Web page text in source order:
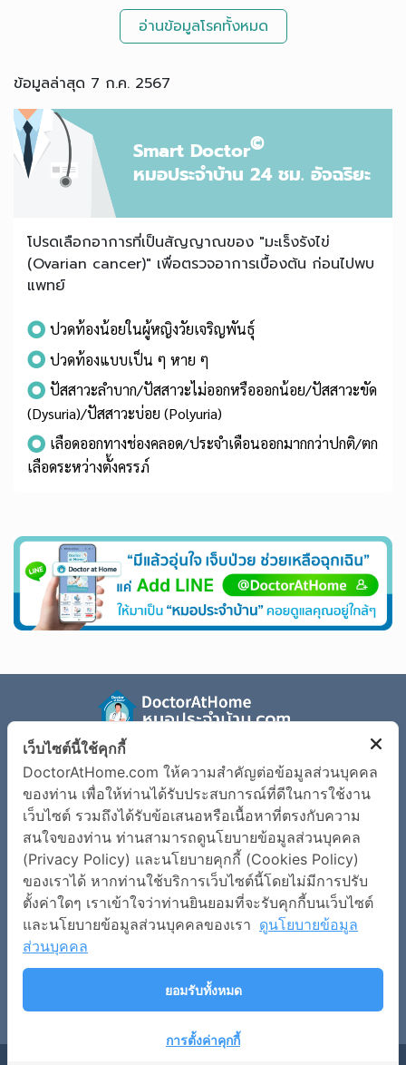
อ่านข้อมูลโรคทั้งหมด
ข้อมูลล่าสุด 7 ก.ค. 2567
Smart Doctor©
หมอประจำบ้าน 24 ชม. อัจฉริยะ
โปรดเลือกอาการที่เป็นสัญญาณของ "มะเร็งรังไข่
(Ovarian cancer)" เพื่อตรวจอาการเบื้องต้น ก่อนไปพบ
แพทย์
ปวดท้องน้อยในผู้หญิงวัยเจริญพันธุ์
ปวดท้องแบบเป็น ๆ หาย ๆ
ปัสสาวะลำบาก/ปัสสาวะไม่ออกหรือออกน้อย/ปัสสาวะขัด
(Dysuria)/ปัสสาวะบ่อย (Polyuria)
เลือดออกทางช่องคลอด/ประจำเดือนออกมากกว่าปกติ/ตก
เลือดระหว่างตั้งครรภ์
รู้จัก Doctor at Home
ตรวจอาการเจ็บป่วย
ข้อมูลโรค
เงื่อนไขการใช้งานเว็บไซต์
นโยบายข้อมูลส่วนบุคคล
ติดต่อเรา
บริษัท สมาร์ทด็อกเตอร์ อินโนเวชั่น จำกัด
เลขที่ 973 อาคารเพรสิเด้นท์ทาวเวอร์ ชั้น 7 ห้องเลขที่ 7E ถนน
เพลินจิต แขวงลุมพินี เขตปทุมวัน กรุงเทพมหานคร 10330
contact@doctorathome.com
เว็บไซต์นี้ใช้คุกกี้
DoctorAtHome.com ให้ความสำคัญต่อข้อมูลส่วนบุคคล
ของท่าน เพื่อให้ท่านได้รับประสบการณ์ที่ดีในการใช้งาน
เว็บไซต์ รวมถึงได้รับข้อเสนอหรือเนื้อหาที่ตรงกับความ
สนใจของท่าน ท่านสามารถดูนโยบายข้อมูลส่วนบุคคล
(Privacy Policy) และนโยบายคุกกี้ (Cookies Policy)
ของเราได้ หากท่านใช้บริการเว็บไซต์นี้โดยไม่มีการปรับ
ตั้งค่าใดๆ เราเข้าใจว่าท่านยินยอมที่จะรับคุกกี้บนเว็บไซต์
และนโยบายข้อมูลส่วนบุคคลของเรา ดูนโยบายข้อมูล
ส่วนบุคคล
ยอมรับทั้งหมด
การตั้งค่าคุกกี้